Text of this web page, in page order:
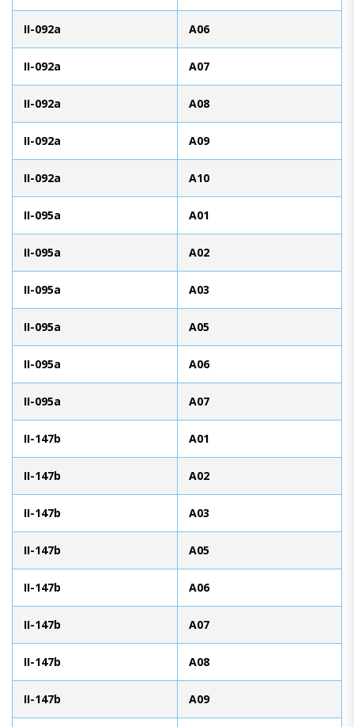
II-092a A06
II-092a A07
II-092a A08
II-092a A09
II-092a A10
II-095a A01
II-095a A02
II-095a A03
II-095a A05
II-095a A06
II-095a A07
II-147b A01
II-147b A02
II-147b A03
II-147b A05
II-147b A06
II-147b A07
II-147b A08
II-147b A09